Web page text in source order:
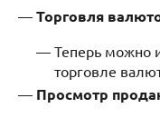
Торговля
Теперь можно
торговле
Просмотр